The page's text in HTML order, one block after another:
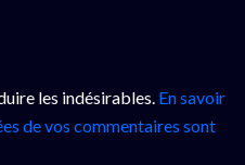
les indésirables. En savoir
de vos commentaires sont